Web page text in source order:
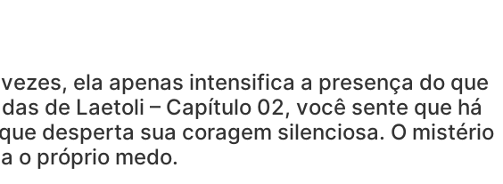
ela apenas intensifica a presença do que
de Laetoli – Capítulo 02, você sente que há
desperta sua coragem silenciosa. O mistério
o próprio medo.